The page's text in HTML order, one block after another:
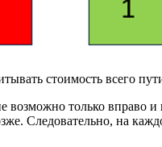
стоимость всего
возможно только вправо
Следовательно, на